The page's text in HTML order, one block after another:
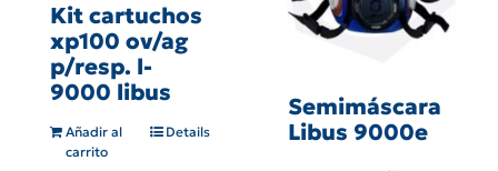
Kit cartuchos
xp100 ov/ag
p/resp. l-
9000 libus
Añadir al
carrito
Details
Semimáscara
Libus 9000e